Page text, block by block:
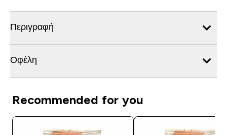
Περιγραφή
Οφέλη
Recommended for you